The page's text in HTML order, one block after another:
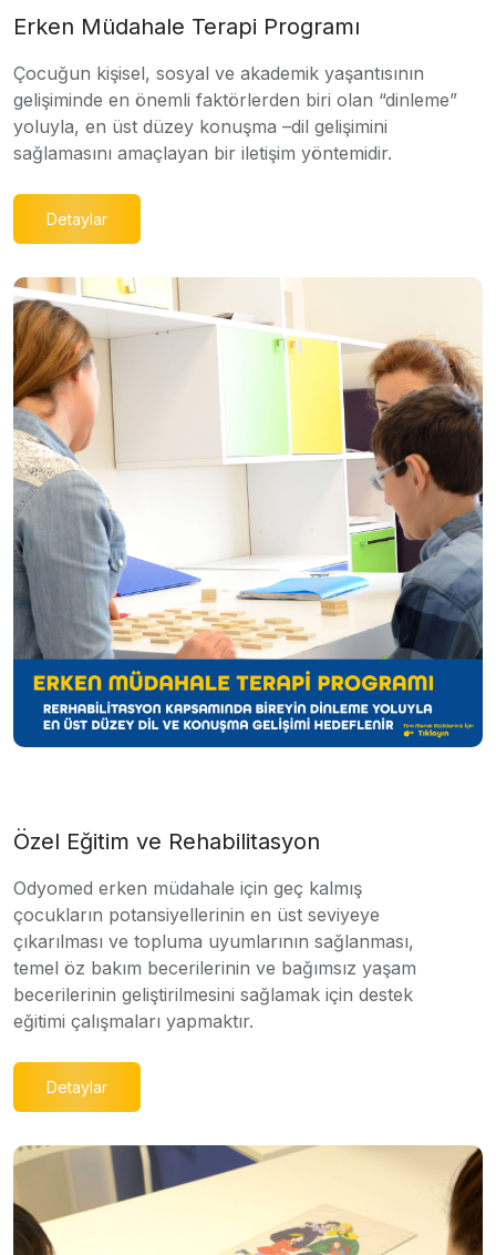
Erken Müdahale Terapi Programı
Çocuğun kişisel, sosyal ve akademik yaşantısının
gelişiminde en önemli faktörlerden biri olan “dinleme”
yoluyla, en üst düzey konuşma –dil gelişimini
sağlamasını amaçlayan bir iletişim yöntemidir.
Detaylar
Özel Eğitim ve Rehabilitasyon
Odyomed erken müdahale için geç kalmış
çocukların potansiyellerinin en üst seviyeye
çıkarılması ve topluma uyumlarının sağlanması,
temel öz bakım becerilerinin ve bağımsız yaşam
becerilerinin geliştirilmesini sağlamak için destek
eğitimi çalışmaları yapmaktır.
Detaylar